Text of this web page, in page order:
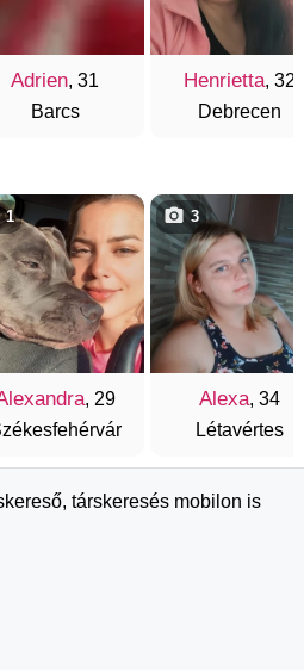
Adrien, 31
Barcs
Henrietta, 32
Debrecen
, 29
1
Alexa, 34
Létavértes
3
társkeresés mobilon is